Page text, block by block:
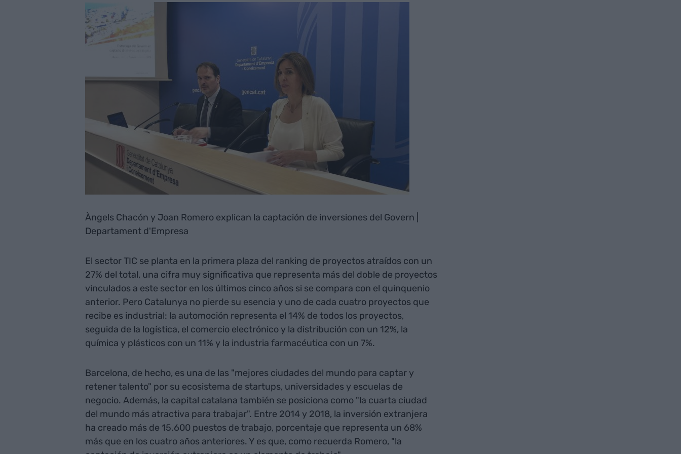
Àngels Chacón y Joan Romero explican la captación de inversiones del Govern |
Departament d'Empresa
El sector TIC se planta en la primera plaza del ranking de proyectos atraídos con un
27% del total, una cifra muy significativa que representa más del doble de proyectos
vinculados a este sector en los últimos cinco años si se compara con el quinquenio
anterior. Pero Catalunya no pierde su esencia y uno de cada cuatro proyectos que
recibe es industrial: la automoción representa el 14% de todos los proyectos,
seguida de la logística, el comercio electrónico y la distribución con un 12%, la
química y plásticos con un 11% y la industria farmacéutica con un 7%.
Barcelona, de hecho, es una de las "mejores ciudades del mundo para captar y
retener talento" por su ecosistema de startups, universidades y escuelas de
negocio. Además, la capital catalana también se posiciona como "la cuarta ciudad
del mundo más atractiva para trabajar". Entre 2014 y 2018, la inversión extranjera
ha creado más de 15.600 puestos de trabajo, porcentaje que representa un 68%
más que en los cuatro años anteriores. Y es que, como recuerda Romero, "la